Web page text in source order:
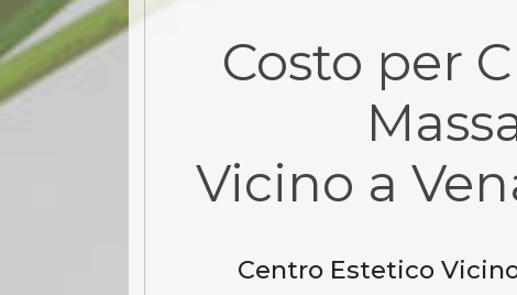
Costo per
Vicino a
Centro Estetico